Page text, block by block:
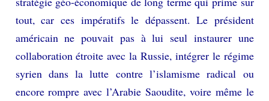
tout, car ces impératifs le dépassent. Le président
américain ne pouvait pas à lui seul instaurer une
collaboration étroite avec la Russie, intégrer le régime
syrien dans la lutte contre l’islamisme radical ou
encore rompre avec l’Arabie Saoudite, voire même le